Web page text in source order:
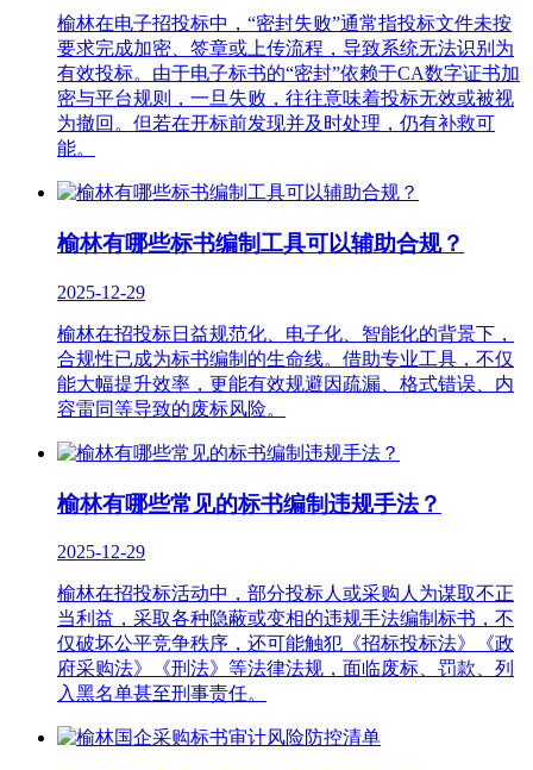
榆林在电子招投标中，“密封失败”通常指投标文件未按
要求完成加密、签章或上传流程，导致系统无法识别为
有效投标。由于电子标书的“密封”依赖于CA数字证书加
密与平台规则，一旦失败，往往意味着投标无效或被视
为撤回。但若在开标前发现并及时处理，仍有补救可
能。
榆林有哪些标书编制工具可以辅助合规？
2025-12-29
榆林在招投标日益规范化、电子化、智能化的背景下，
合规性已成为标书编制的生命线。借助专业工具，不仅
能大幅提升效率，更能有效规避因疏漏、格式错误、内
容雷同等导致的废标风险。
榆林有哪些常见的标书编制违规手法？
2025-12-29
榆林在招投标活动中，部分投标人或采购人为谋取不正
当利益，采取各种隐蔽或变相的违规手法编制标书，不
仅破坏公平竞争秩序，还可能触犯《招标投标法》《政
府采购法》《刑法》等法律法规，面临废标、罚款、列
入黑名单甚至刑事责任。